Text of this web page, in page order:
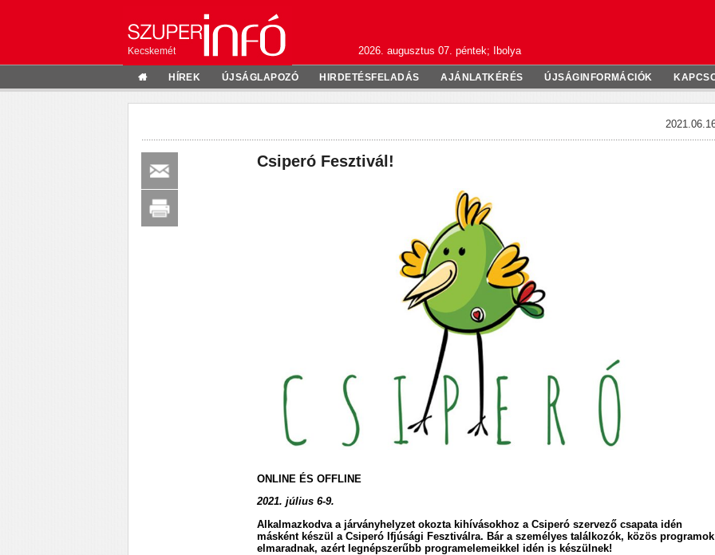
Kecskemét 2026. augusztus 07. péntek; Ibolya
HÍREK ÚJSÁGLAPOZÓ HIRDETÉSFELADÁS AJÁNLATKÉRÉS ÚJSÁGINFORMÁCIÓK
Csiperó Fesztivál!
ONLINE ÉS OFFLINE
2021. július 6-9.
Alkalmazkodva a járványhelyzet okozta kihívásokhoz a Csiperó szervező csapata idén
másként készül a Csiperó Ifjúsági Fesztiválra. Bár a személyes találkozók, közös programok
elmaradnak, azért legnépszerűbb programelemeikkel idén is készülnek!